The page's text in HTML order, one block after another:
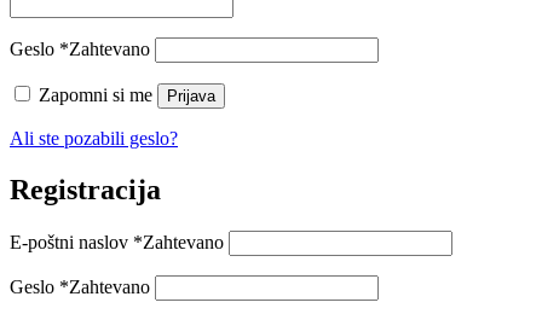
Geslo *Zahtevano
Zapomni si me Prijava
Ali ste pozabili geslo?
Registracija
E-poštni naslov *Zahtevano
Geslo *Zahtevano